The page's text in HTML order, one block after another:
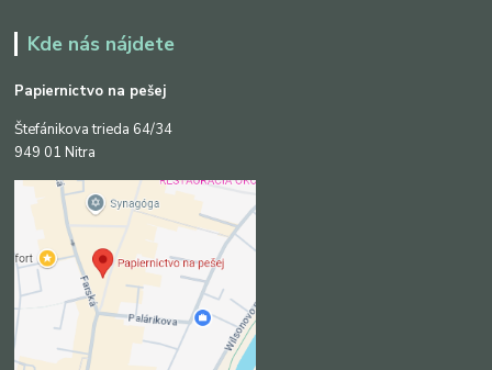
Kde nás nájdete
Papiernictvo na pešej
Štefánikova trieda 64/34
949 01 Nitra